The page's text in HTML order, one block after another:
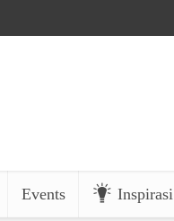
Events Inspirasi